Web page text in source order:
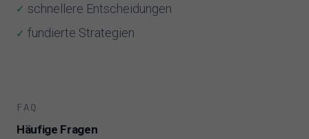
schnellere Entscheidungen
fundierte Strategien
FAQ
Häufige Fragen